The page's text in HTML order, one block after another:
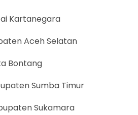
Kartanegara
Aceh Selatan
Bontang
Sumba Timur
Sukamara